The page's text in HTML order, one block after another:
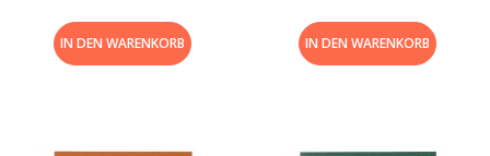
IN DEN WARENKORB IN DEN WARENKORB